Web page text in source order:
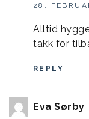
28.
Alltid
takk for
REPLY
Eva Sørby